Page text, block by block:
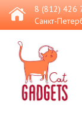
8 (812) 426
Санкт-